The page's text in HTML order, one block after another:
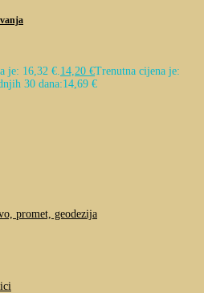
je: 16,32 €.14,20 €Trenutna cijena je:
30 dana:14,69 €
promet, geodezija